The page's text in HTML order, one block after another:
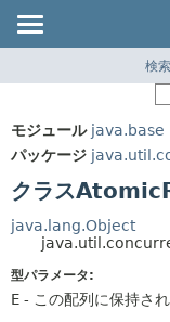
パッケージ
使用
ツリー
プレビュー
新規
検索
モジュール java.base
パッケージ
クラス
java.lang.Object
型パラメータ:
E - この配列に保持さ